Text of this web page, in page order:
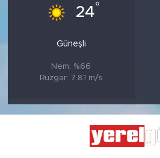
24°
Güneşli
Nem: %66
Rüzgar: 7.81 m/s